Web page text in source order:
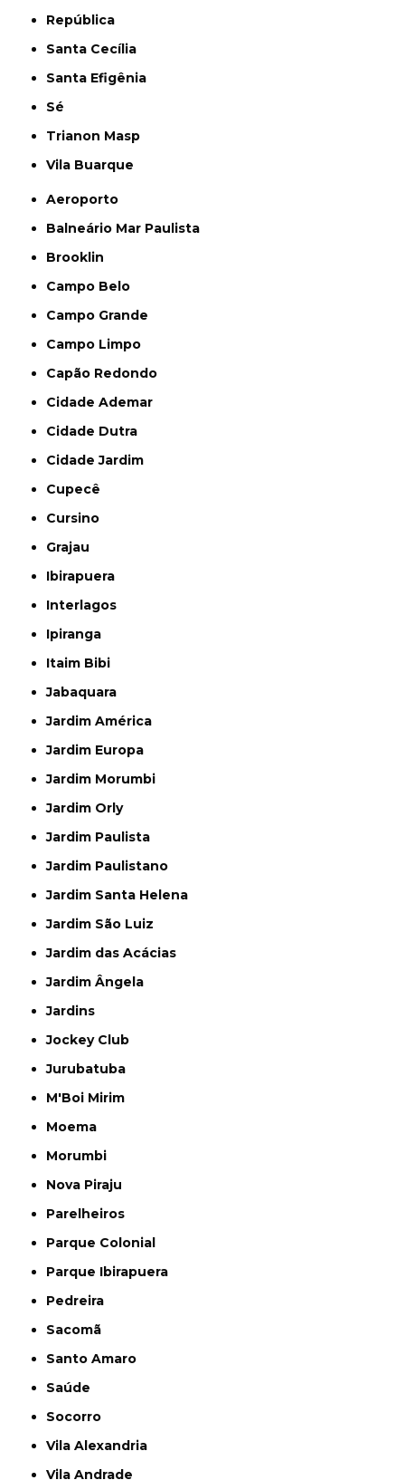
República
Santa Cecília
Santa Efigênia
Sé
Trianon Masp
Vila Buarque
Aeroporto
Balneário Mar Paulista
Brooklin
Campo Belo
Campo Grande
Campo Limpo
Capão Redondo
Cidade Ademar
Cidade Dutra
Cidade Jardim
Cupecê
Cursino
Grajau
Ibirapuera
Interlagos
Ipiranga
Itaim Bibi
Jabaquara
Jardim América
Jardim Europa
Jardim Morumbi
Jardim Orly
Jardim Paulista
Jardim Paulistano
Jardim Santa Helena
Jardim São Luiz
Jardim das Acácias
Jardim Ângela
Jardins
Jockey Club
Jurubatuba
M'Boi Mirim
Moema
Morumbi
Nova Piraju
Parelheiros
Parque Colonial
Parque Ibirapuera
Pedreira
Sacomã
Santo Amaro
Saúde
Socorro
Vila Alexandria
Vila Andrade